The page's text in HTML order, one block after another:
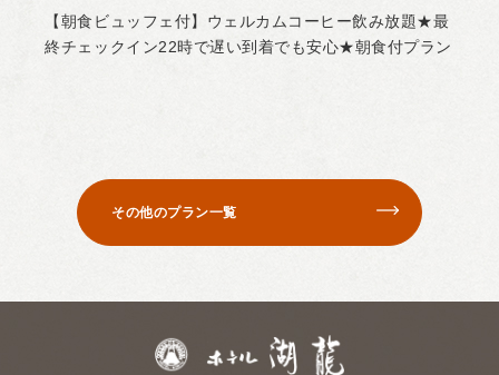
【朝食ビュッフェ付】ウェルカムコーヒー飲み放題★最
終チェックイン22時で遅い到着でも安心★朝食付プラン
その他のプラン一覧